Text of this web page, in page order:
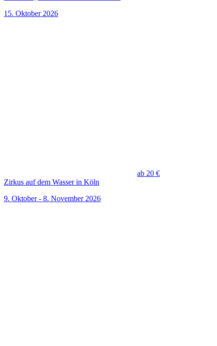
15. Oktober 2026
ab 20 €
Zirkus auf dem Wasser in Köln
9. Oktober - 8. November 2026